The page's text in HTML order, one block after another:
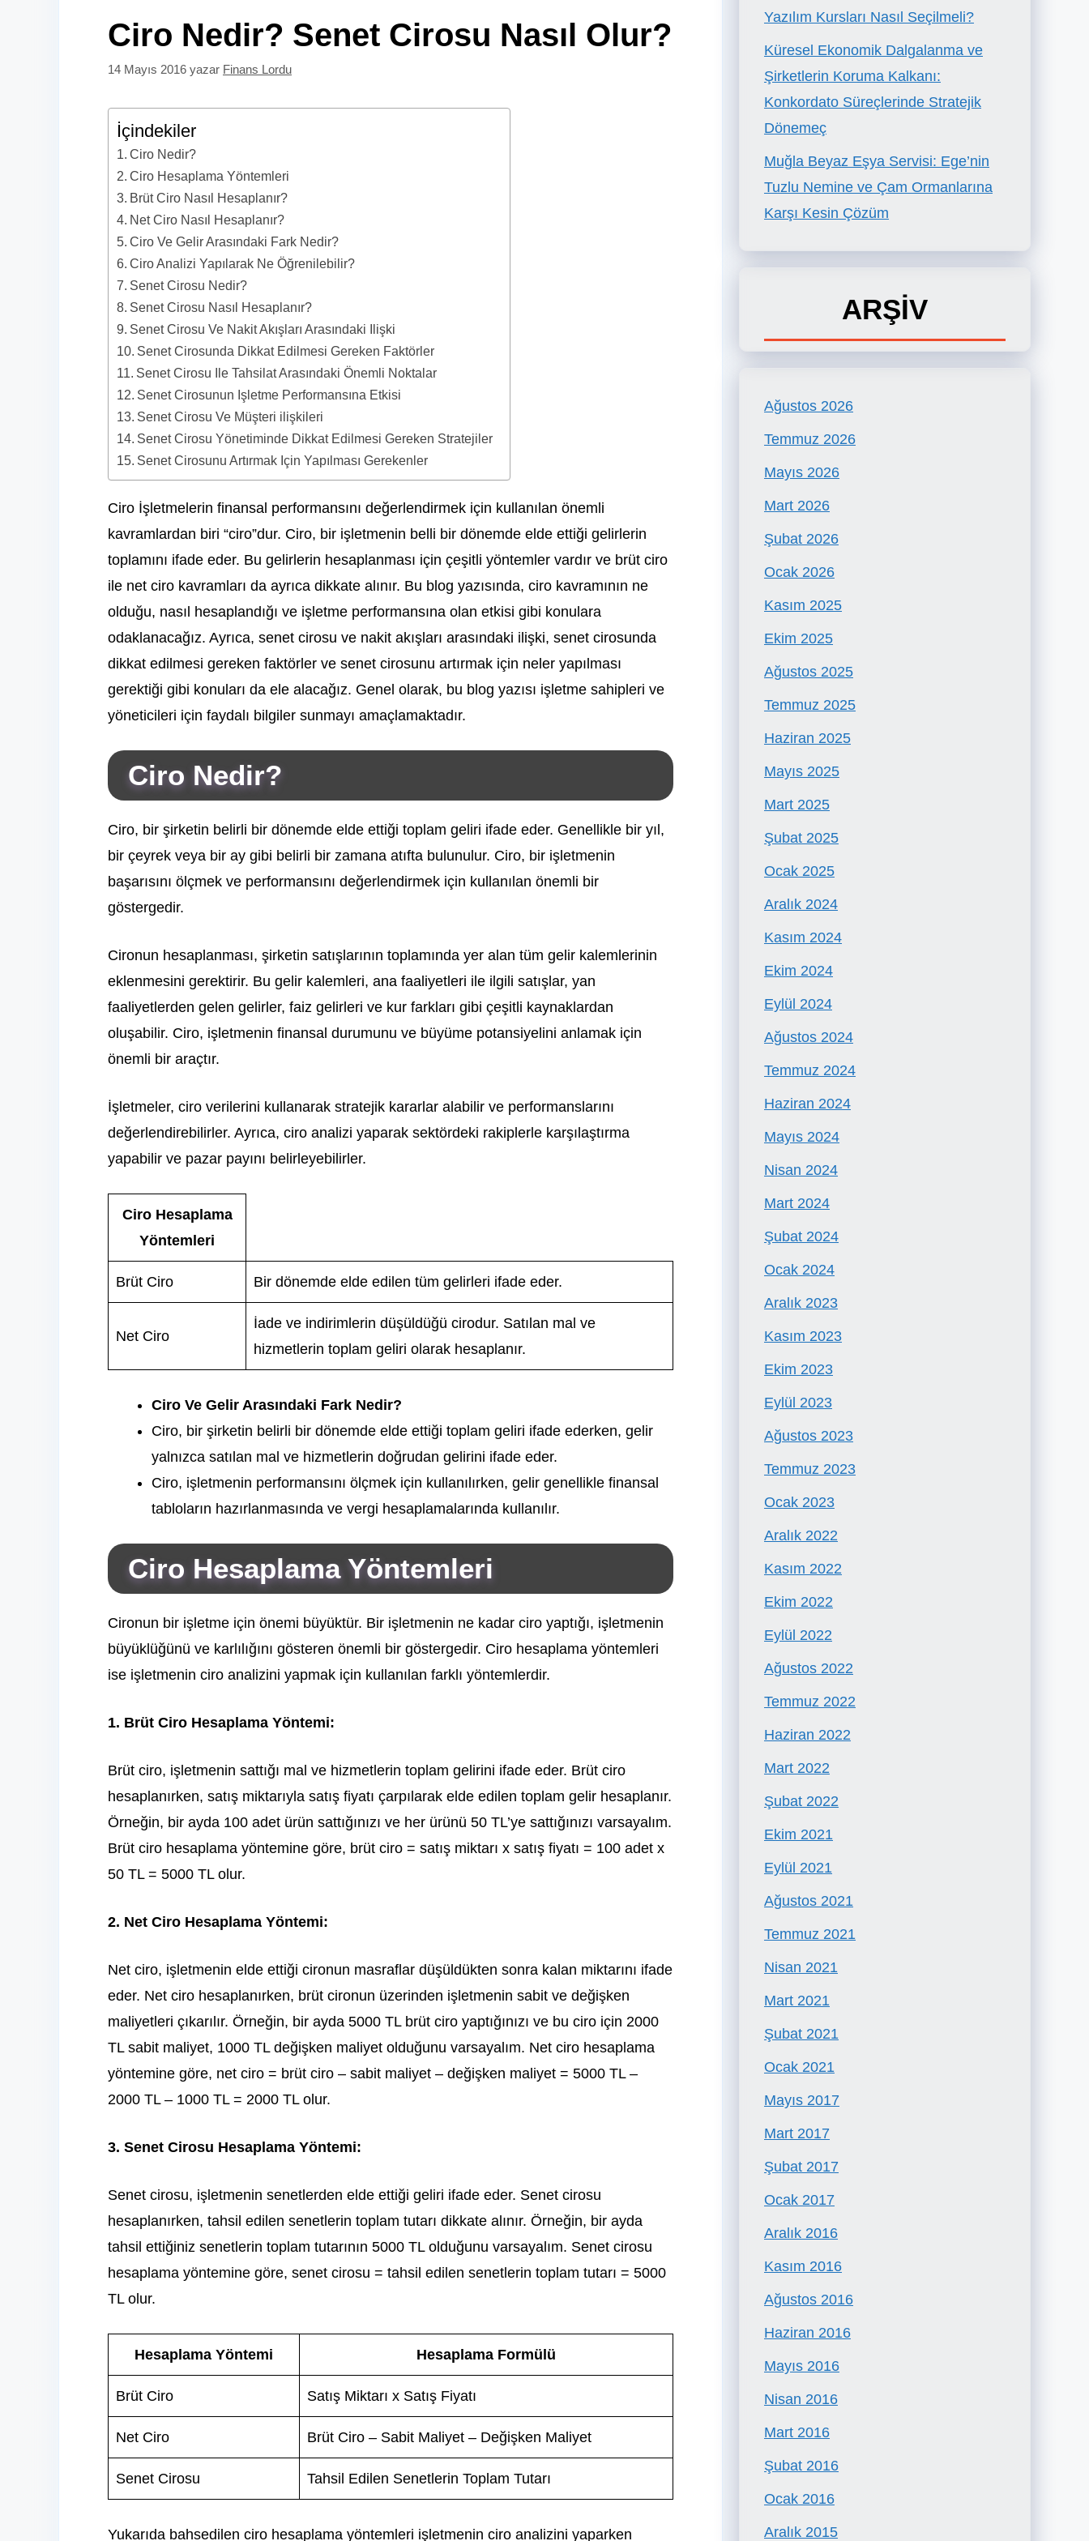
Ciro Nedir? Senet Cirosu Nasıl Olur?
14 Mayıs 2016 yazar Finans Lordu
İçindekiler
Ciro Nedir?
Ciro Hesaplama Yöntemleri
Brüt Ciro Nasıl Hesaplanır?
Net Ciro Nasıl Hesaplanır?
Ciro Ve Gelir Arasındaki Fark Nedir?
Ciro Analizi Yapılarak Ne Öğrenilebilir?
Senet Cirosu Nedir?
Senet Cirosu Nasıl Hesaplanır?
Senet Cirosu Ve Nakit Akışları Arasındaki Ilişki
Senet Cirosunda Dikkat Edilmesi Gereken Faktörler
Senet Cirosu Ile Tahsilat Arasındaki Önemli Noktalar
Senet Cirosunun Işletme Performansına Etkisi
Senet Cirosu Ve Müşteri ilişkileri
Senet Cirosu Yönetiminde Dikkat Edilmesi Gereken Stratejiler
Senet Cirosunu Artırmak Için Yapılması Gerekenler
Ciro İşletmelerin finansal performansını değerlendirmek için kullanılan önemli
kavramlardan biri “ciro”dur. Ciro, bir işletmenin belli bir dönemde elde ettiği gelirlerin
toplamını ifade eder. Bu gelirlerin hesaplanması için çeşitli yöntemler vardır ve brüt ciro
ile net ciro kavramları da ayrıca dikkate alınır. Bu blog yazısında, ciro kavramının ne
olduğu, nasıl hesaplandığı ve işletme performansına olan etkisi gibi konulara
odaklanacağız. Ayrıca, senet cirosu ve nakit akışları arasındaki ilişki, senet cirosunda
dikkat edilmesi gereken faktörler ve senet cirosunu artırmak için neler yapılması
gerektiği gibi konuları da ele alacağız. Genel olarak, bu blog yazısı işletme sahipleri ve
yöneticileri için faydalı bilgiler sunmayı amaçlamaktadır.
Ciro Nedir?
Ciro, bir şirketin belirli bir dönemde elde ettiği toplam geliri ifade eder. Genellikle bir yıl,
bir çeyrek veya bir ay gibi belirli bir zamana atıfta bulunulur. Ciro, bir işletmenin
başarısını ölçmek ve performansını değerlendirmek için kullanılan önemli bir
göstergedir.
Cironun hesaplanması, şirketin satışlarının toplamında yer alan tüm gelir kalemlerinin
eklenmesini gerektirir. Bu gelir kalemleri, ana faaliyetleri ile ilgili satışlar, yan
faaliyetlerden gelen gelirler, faiz gelirleri ve kur farkları gibi çeşitli kaynaklardan
oluşabilir. Ciro, işletmenin finansal durumunu ve büyüme potansiyelini anlamak için
önemli bir araçtır.
İşletmeler, ciro verilerini kullanarak stratejik kararlar alabilir ve performanslarını
değerlendirebilirler. Ayrıca, ciro analizi yaparak sektördeki rakiplerle karşılaştırma
yapabilir ve pazar payını belirleyebilirler.
Ciro Hesaplama
Yöntemleri
Brüt Ciro Bir dönemde elde edilen tüm gelirleri ifade eder.
Net Ciro
İade ve indirimlerin düşüldüğü cirodur. Satılan mal ve
hizmetlerin toplam geliri olarak hesaplanır.
Ciro Ve Gelir Arasındaki Fark Nedir?
Ciro, bir şirketin belirli bir dönemde elde ettiği toplam geliri ifade ederken, gelir
yalnızca satılan mal ve hizmetlerin doğrudan gelirini ifade eder.
Ciro, işletmenin performansını ölçmek için kullanılırken, gelir genellikle finansal
tabloların hazırlanmasında ve vergi hesaplamalarında kullanılır.
Ciro Hesaplama Yöntemleri
Cironun bir işletme için önemi büyüktür. Bir işletmenin ne kadar ciro yaptığı, işletmenin
büyüklüğünü ve karlılığını gösteren önemli bir göstergedir. Ciro hesaplama yöntemleri
ise işletmenin ciro analizini yapmak için kullanılan farklı yöntemlerdir.
1. Brüt Ciro Hesaplama Yöntemi:
Brüt ciro, işletmenin sattığı mal ve hizmetlerin toplam gelirini ifade eder. Brüt ciro
hesaplanırken, satış miktarıyla satış fiyatı çarpılarak elde edilen toplam gelir hesaplanır.
Örneğin, bir ayda 100 adet ürün sattığınızı ve her ürünü 50 TL’ye sattığınızı varsayalım.
Brüt ciro hesaplama yöntemine göre, brüt ciro = satış miktarı x satış fiyatı = 100 adet x
50 TL = 5000 TL olur.
2. Net Ciro Hesaplama Yöntemi:
Net ciro, işletmenin elde ettiği cironun masraflar düşüldükten sonra kalan miktarını ifade
eder. Net ciro hesaplanırken, brüt cironun üzerinden işletmenin sabit ve değişken
maliyetleri çıkarılır. Örneğin, bir ayda 5000 TL brüt ciro yaptığınızı ve bu ciro için 2000
TL sabit maliyet, 1000 TL değişken maliyet olduğunu varsayalım. Net ciro hesaplama
yöntemine göre, net ciro = brüt ciro – sabit maliyet – değişken maliyet = 5000 TL –
2000 TL – 1000 TL = 2000 TL olur.
3. Senet Cirosu Hesaplama Yöntemi:
Senet cirosu, işletmenin senetlerden elde ettiği geliri ifade eder. Senet cirosu
hesaplanırken, tahsil edilen senetlerin toplam tutarı dikkate alınır. Örneğin, bir ayda
tahsil ettiğiniz senetlerin toplam tutarının 5000 TL olduğunu varsayalım. Senet cirosu
hesaplama yöntemine göre, senet cirosu = tahsil edilen senetlerin toplam tutarı = 5000
TL olur.
Hesaplama Yöntemi Hesaplama Formülü
Brüt Ciro Satış Miktarı x Satış Fiyatı
Net Ciro Brüt Ciro – Sabit Maliyet – Değişken Maliyet
Senet Cirosu Tahsil Edilen Senetlerin Toplam Tutarı
Yukarıda bahsedilen ciro hesaplama yöntemleri işletmenin ciro analizini yaparken
Yazılım Kursları Nasıl Seçilmeli?
Küresel Ekonomik Dalgalanma ve
Şirketlerin Koruma Kalkanı:
Konkordato Süreçlerinde Stratejik
Dönemeç
Muğla Beyaz Eşya Servisi: Ege’nin
Tuzlu Nemine ve Çam Ormanlarına
Karşı Kesin Çözüm
ARŞİV
Ağustos 2026
Temmuz 2026
Mayıs 2026
Mart 2026
Şubat 2026
Ocak 2026
Kasım 2025
Ekim 2025
Ağustos 2025
Temmuz 2025
Haziran 2025
Mayıs 2025
Mart 2025
Şubat 2025
Ocak 2025
Aralık 2024
Kasım 2024
Ekim 2024
Eylül 2024
Ağustos 2024
Temmuz 2024
Haziran 2024
Mayıs 2024
Nisan 2024
Mart 2024
Şubat 2024
Ocak 2024
Aralık 2023
Kasım 2023
Ekim 2023
Eylül 2023
Ağustos 2023
Temmuz 2023
Ocak 2023
Aralık 2022
Kasım 2022
Ekim 2022
Eylül 2022
Ağustos 2022
Temmuz 2022
Haziran 2022
Mart 2022
Şubat 2022
Ekim 2021
Eylül 2021
Ağustos 2021
Temmuz 2021
Nisan 2021
Mart 2021
Şubat 2021
Ocak 2021
Mayıs 2017
Mart 2017
Şubat 2017
Ocak 2017
Aralık 2016
Kasım 2016
Ağustos 2016
Haziran 2016
Mayıs 2016
Nisan 2016
Mart 2016
Şubat 2016
Ocak 2016
Aralık 2015